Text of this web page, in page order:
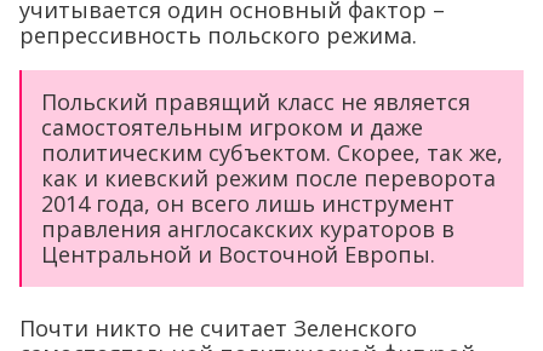
учитывается один основный фактор –
репрессивность польского режима.
Польский правящий класс не является
самостоятельным игроком и даже
политическим субъектом. Скорее, так же,
как и киевский режим после переворота
2014 года, он всего лишь инструмент
правления англосакских кураторов в
Центральной и Восточной Европы.
Почти никто не считает Зеленского